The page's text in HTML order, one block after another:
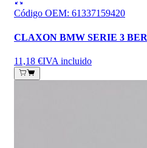
Código OEM: 61337159420
CLAXON BMW SERIE 3
11,18 €IVA incluido